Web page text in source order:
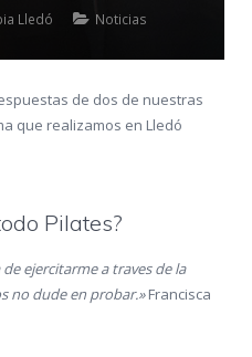
Lledó Noticias
de dos de nuestras
que realizamos en Lledó
Pilates?
ejercitarme a traves de la
no dude en probar.»Francisca